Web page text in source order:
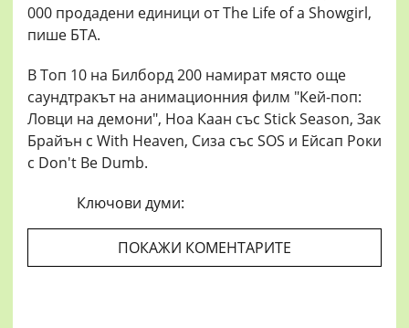
000 продадени единици от The Life of a Showgirl,
пише БТА.
В Топ 10 на Билборд 200 намират място още
саундтракът на анимационния филм "Кей-поп:
Ловци на демони", Ноа Каан със Stick Season, Зак
Брайън с With Heaven, Сиза със SOS и Ейсап Роки
с Don't Be Dumb.
Ключови думи:
ПОКАЖИ КОМЕНТАРИТЕ